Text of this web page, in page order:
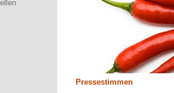
Pressestimmen